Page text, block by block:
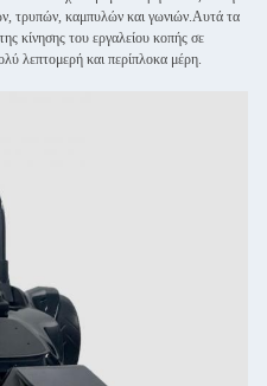
τρυπών, καμπυλών και γωνιών.Αυτά τα
κίνησης του εργαλείου κοπής σε
λεπτομερή και περίπλοκα μέρη.